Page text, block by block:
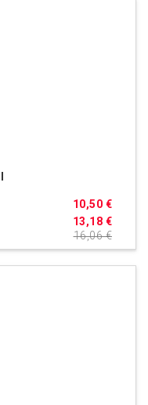
13,18 €
10,50 €
16,06 €